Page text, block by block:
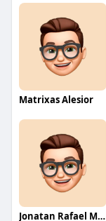
Matrixas Alesior
Jonatan Rafael Mello